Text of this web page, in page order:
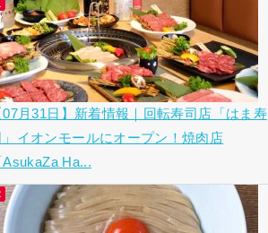
07月31日】新着情報｜回転寿司店「はま寿
」イオンモールにオープン！焼肉店
AsukaZa Ha...